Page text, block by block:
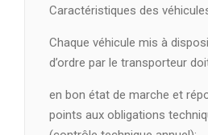
Caractéristiques des
Chaque véhicule mis à
d’ordre par le transporteur
en bon état de marche et
points aux obligations